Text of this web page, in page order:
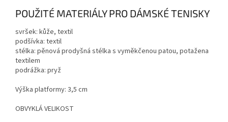
POUŽITÉ MATERIÁLY PRO DÁMSKÉ TENISKY
svršek: kůže, textil
podšívka: textil
stélka: pěnová prodyšná stélka s vyměkčenou patou, potažena
textilem
podrážka: pryž
Výška platformy: 3,5 cm
OBVYKLÁ VELIKOST